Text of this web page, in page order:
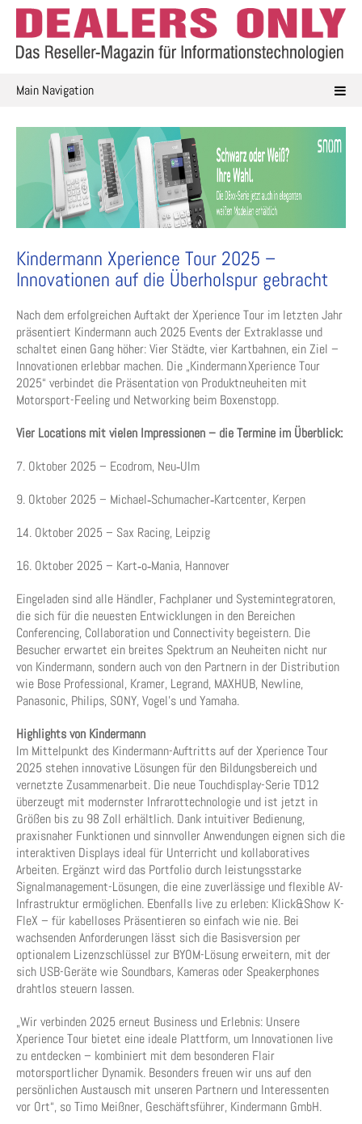
Skip
content
Main Navigation
Kindermann Xperience Tour 2025 –
Innovationen auf die Überholspur gebracht
Nach dem erfolgreichen Auftakt der Xperience Tour im letzten Jahr
präsentiert Kindermann auch 2025 Events der Extraklasse und
schaltet einen Gang höher: Vier Städte, vier Kartbahnen, ein Ziel –
Innovationen erlebbar machen. Die „Kindermann Xperience Tour
2025“ verbindet die Präsentation von Produktneuheiten mit
Motorsport-Feeling und Networking beim Boxenstopp.
Vier Locations mit vielen Impressionen – die Termine im Überblick:
7. Oktober 2025 – Ecodrom, Neu‑Ulm
9. Oktober 2025 – Michael‑Schumacher‑Kartcenter, Kerpen
14. Oktober 2025 – Sax Racing, Leipzig
16. Oktober 2025 – Kart‑o‑Mania, Hannover
Eingeladen sind alle Händler, Fachplaner und Systemintegratoren,
die sich für die neuesten Entwicklungen in den Bereichen
Conferencing, Collaboration und Connectivity begeistern. Die
Besucher erwartet ein breites Spektrum an Neuheiten nicht nur
von Kindermann, sondern auch von den Partnern in der Distribution
wie Bose Professional, Kramer, Legrand, MAXHUB, Newline,
Panasonic, Philips, SONY, Vogel’s und Yamaha.
Highlights von Kindermann
Im Mittelpunkt des Kindermann-Auftritts auf der Xperience Tour
2025 stehen innovative Lösungen für den Bildungsbereich und
vernetzte Zusammenarbeit. Die neue Touchdisplay-Serie TD12
überzeugt mit modernster Infrarottechnologie und ist jetzt in
Größen bis zu 98 Zoll erhältlich. Dank intuitiver Bedienung,
praxisnaher Funktionen und sinnvoller Anwendungen eignen sich die
interaktiven Displays ideal für Unterricht und kollaboratives
Arbeiten. Ergänzt wird das Portfolio durch leistungsstarke
Signalmanagement-Lösungen, die eine zuverlässige und flexible AV-
Infrastruktur ermöglichen. Ebenfalls live zu erleben: Klick&Show K-
FleX – für kabelloses Präsentieren so einfach wie nie. Bei
wachsenden Anforderungen lässt sich die Basisversion per
optionalem Lizenzschlüssel zur BYOM-Lösung erweitern, mit der
sich USB-Geräte wie Soundbars, Kameras oder Speakerphones
drahtlos steuern lassen.
„Wir verbinden 2025 erneut Business und Erlebnis: Unsere
Xperience Tour bietet eine ideale Plattform, um Innovationen live
zu entdecken – kombiniert mit dem besonderen Flair
motorsportlicher Dynamik. Besonders freuen wir uns auf den
persönlichen Austausch mit unseren Partnern und Interessenten
vor Ort“, so Timo Meißner, Geschäftsführer, Kindermann GmbH.